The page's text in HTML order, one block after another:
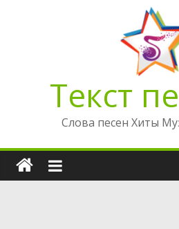
Текст
Слова песен Хиты